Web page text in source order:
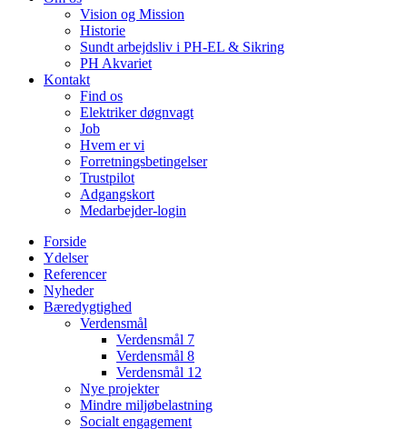
Vision og Mission
Historie
Sundt arbejdsliv i PH-EL & Sikring
PH Akvariet
Kontakt
Find os
Elektriker døgnvagt
Job
Hvem er vi
Forretningsbetingelser
Trustpilot
Adgangskort
Medarbejder-login
Forside
Ydelser
Referencer
Nyheder
Bæredygtighed
Verdensmål
Verdensmål 7
Verdensmål 8
Verdensmål 12
Nye projekter
Mindre miljøbelastning
Socialt engagement